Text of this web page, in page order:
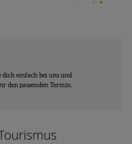
einfach bei uns und
den passenden Termin.